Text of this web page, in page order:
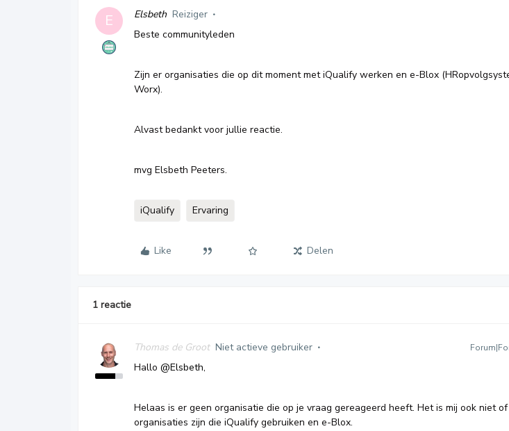
E Elsbeth Reiziger
Beste communityleden
Zijn er organisaties die op dit moment met iQualify werken en e-Blox
Worx).
Alvast bedankt voor jullie reactie.
mvg Elsbeth Peeters.
iQualify Ervaring
Like Delen
1 reactie
Thomas de Groot Niet actieve gebruiker
Hallo @Elsbeth,
Helaas is er geen organisatie die op je vraag gereageerd heeft. Het is mij ook niet
organisaties zijn die iQualify gebruiken en e-Blox.